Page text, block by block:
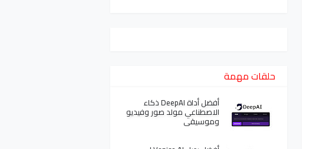
حلقات مهمة
أفضل أداة DeepAI ذكاء
الاصطناعي مولد صور وفيديو
وموسيقى